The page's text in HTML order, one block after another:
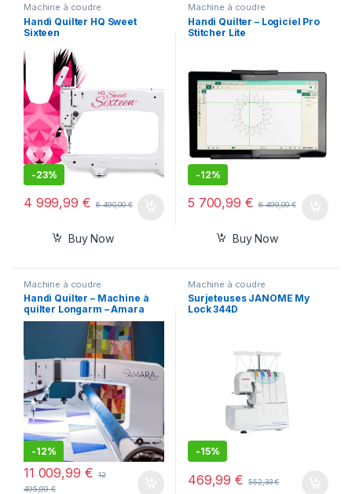
Machine à coudre
Handi Quilter HQ Sweet
Sixteen
-23%
4 999,99 € 6 490,00€
Buy Now
Machine à coudre
Handi Quilter – Logiciel Pro
Stitcher Lite
-12%
5 700,99 € 6 499,00€
Buy Now
Machine à coudre
Handi Quilter – Machine à
quilter Longarm – Amara
-12%
11 009,99 €
12
495,99€
Machine à coudre
Surjeteuses JANOME My
Lock 344D
-15%
469,99€ 552,33€